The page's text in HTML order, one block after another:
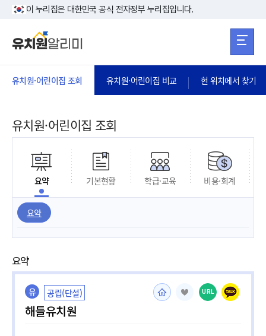
본문 바로가기
이 누리집은 대한민국 공식 전자정부 누리집입니다.
유치원·어린이집 조회 유치원·어린이집 비교 현 위치에서 찾기
유치원·어린이집 조회
요약 기본현황 학급·교육 비용·회계
요약
요약
유 공립(단설)
해들유치원
URL